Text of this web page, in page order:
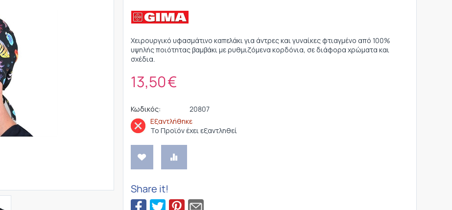
Χειρουργικό υφασμάτινο καπελάκι για άντρες και γυναίκες φτιαγμένο από 100%
υψηλής ποιότητας βαμβάκι με ρυθμιζόμενα κορδόνια, σε διάφορα χρώματα και
σχέδια.
13,50€
Κωδικός:
20807
Εξαντλήθηκε
Το Προϊόν έχει εξαντληθεί
Share it!